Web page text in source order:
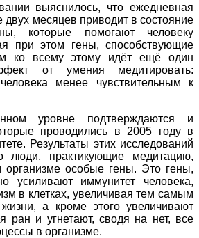
выяснилось, что ежедневная
двух месяцев приводит в состояние
которые помогают человеку
при этом гены, способствующие
ко всему этому идёт ещё один
от умения медитировать:
менее чувствительным к
уровне подтверждаются и
проводились в 2005 году в
Результаты этих исследований
люди, практикующие медитацию,
организме особые гены. Это гены,
усиливают иммунитет человека,
в клетках, увеличивая тем самым
жизни, а кроме этого увеличивают
ран и угнетают, сводя на нет, все
в организме.